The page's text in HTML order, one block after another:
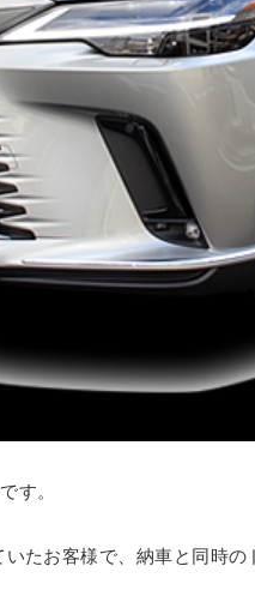
す。
たお客様で、納車と同時の